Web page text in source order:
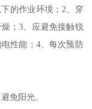
的作业环境；2、穿
；3、应避免接触锐
性能；4、每次预防
免阳光。